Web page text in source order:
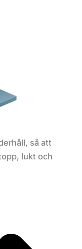
så att
lukt och